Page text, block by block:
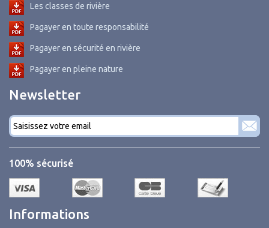
Les classes de rivière
Pagayer en toute responsabilité
Pagayer en sécurité en rivière
Pagayer en pleine nature
Newsletter
Courriel
*
100% sécurisé
Informations